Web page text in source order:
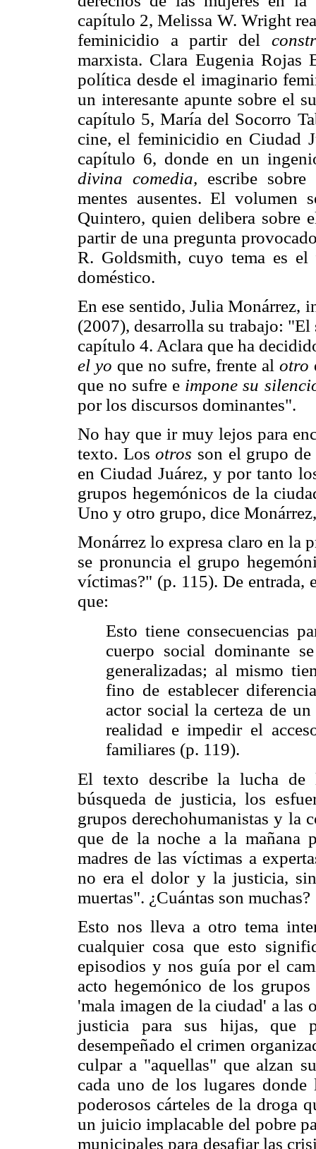
capítulo 2, Melissa W. Wright
feminicidio a partir del
marxista. Clara Eugenia
política desde el imaginario
un interesante apunte sobre el
capítulo 5, María del Socorro
cine, el feminicidio en Ciudad
capítulo 6, donde en un
divina comedia, escribe
mentes ausentes. El volumen
Quintero, quien delibera sobre
partir de una pregunta
R. Goldsmith, cuyo tema es
doméstico.
En ese sentido, Julia Monárrez,
(2007), desarrolla su trabajo:
capítulo 4. Aclara que ha
el yo que no sufre, frente al otro
que no sufre e impone su
por los discursos dominantes".
No hay que ir muy lejos para
texto. Losotros son el grupo
en Ciudad Juárez, y por tanto
grupos hegemónicos de la
Uno y otro grupo, dice
Monárrez lo expresa claro en la
se pronuncia el grupo
víctimas?" (p. 115). De entrada,
que:
Esto tiene consecuencias
cuerpo social dominante
generalizadas; al mismo
fino de establecer
actor social la certeza de
realidad e impedir el
familiares (p. 119).
El texto describe la lucha de
búsqueda de justicia, los
grupos derechohumanistas y la
que de la noche a la mañana
madres de las víctimas a
no era el dolor y la justicia,
muertas". ¿Cuántas son muchas?
Esto nos lleva a otro tema
cualquier cosa que esto
episodios y nos guía por el
acto hegemónico de los
'mala imagen de la ciudad' a las
justicia para sus hijas, que
desempeñado el crimen
culpar a "aquellas" que alzan
cada uno de los lugares donde
poderosos cárteles de la droga
un juicio implacable del pobre
municipales para desafiar las